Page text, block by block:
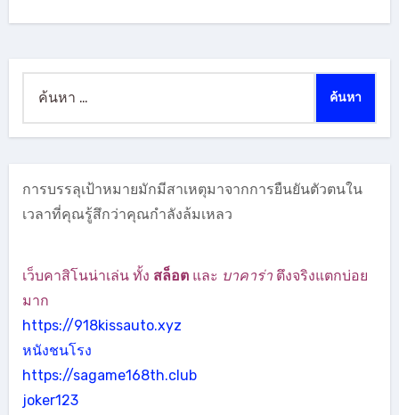
สำหรับ:
การบรรลุเป้าหมายมักมีสาเหตุมาจากการยืนยันตัวตนใน
เวลาที่คุณรู้สึกว่าคุณกำลังล้มเหลว
เว็บคาสิโนน่าเล่น ทั้ง สล็อตและ บาคาร่าตึงจริงแตกบ่อย
มาก
https://918kissauto.xyz
หนังชนโรง
https://sagame168th.club
joker123